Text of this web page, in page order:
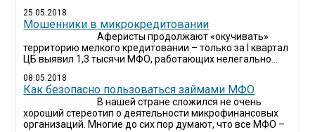
25.05.2018
Мошенники в микрокредитовании
Аферисты продолжают «окучивать»
территорию мелкого кредитовании – только за I квартал
ЦБ выявил 1,3 тысячи МФО, работающих нелегально...
08.05.2018
Как безопасно пользоваться займами МФО
В нашей стране сложился не очень
хороший стереотип о деятельности микрофинансовых
организаций. Многие до сих пор думают, что все МФО –